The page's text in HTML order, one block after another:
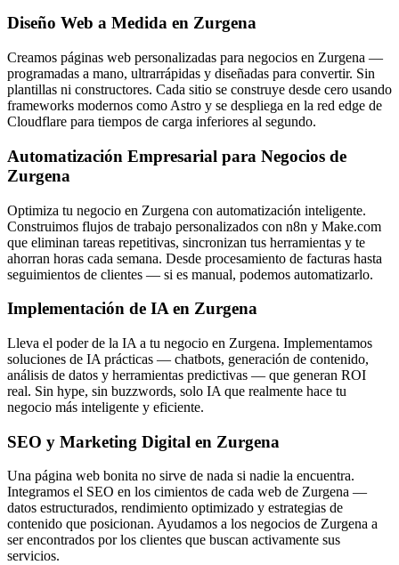
Diseño Web a Medida en Zurgena
Creamos páginas web personalizadas para negocios en Zurgena —
programadas a mano, ultrarrápidas y diseñadas para convertir. Sin
plantillas ni constructores. Cada sitio se construye desde cero usando
frameworks modernos como Astro y se despliega en la red edge de
Cloudflare para tiempos de carga inferiores al segundo.
Automatización Empresarial para Negocios de
Zurgena
Optimiza tu negocio en Zurgena con automatización inteligente.
Construimos flujos de trabajo personalizados con n8n y Make.com
que eliminan tareas repetitivas, sincronizan tus herramientas y te
ahorran horas cada semana. Desde procesamiento de facturas hasta
seguimientos de clientes — si es manual, podemos automatizarlo.
Implementación de IA en Zurgena
Lleva el poder de la IA a tu negocio en Zurgena. Implementamos
soluciones de IA prácticas — chatbots, generación de contenido,
análisis de datos y herramientas predictivas — que generan ROI
real. Sin hype, sin buzzwords, solo IA que realmente hace tu
negocio más inteligente y eficiente.
SEO y Marketing Digital en Zurgena
Una página web bonita no sirve de nada si nadie la encuentra.
Integramos el SEO en los cimientos de cada web de Zurgena —
datos estructurados, rendimiento optimizado y estrategias de
contenido que posicionan. Ayudamos a los negocios de Zurgena a
ser encontrados por los clientes que buscan activamente sus
servicios.